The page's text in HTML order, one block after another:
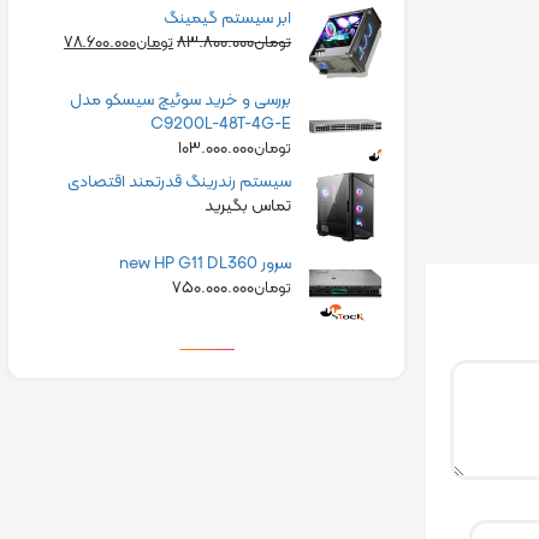
ابر سیستم گیمینگ
تومان۸۳.۸۰۰.۰۰۰تومان۷۸.۶۰۰.۰۰۰
بررسی و خرید سوئیچ سیسکو مدل
C9200L-48T-4G-E
تومان۱۰۳.۰۰۰.۰۰۰
سیستم رندرینگ قدرتمند اقتصادی
تماس بگیرید
سرور new HP G11 DL360
تومان۷۵۰.۰۰۰.۰۰۰